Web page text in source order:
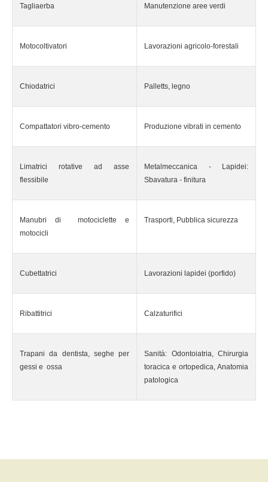
Tagliaerba Manutenzione aree verdi
Motocoltivatori Lavorazioni agricolo-forestali
Chiodatrici Palletts, legno
Compattatori vibro-cemento Produzione vibrati in cemento
Limatrici rotative ad asse
flessibile
Metalmeccanica - Lapidei:
Sbavatura - finitura
Manubri di motociclette e
motocicli
Trasporti, Pubblica sicurezza
Cubettatrici Lavorazioni lapidei (porfido)
Ribattitrici Calzaturifici
Trapani da dentista, seghe per
gessi e ossa
Sanità: Odontoiatria, Chirurgia
toracica e ortopedica, Anatomia
patologica